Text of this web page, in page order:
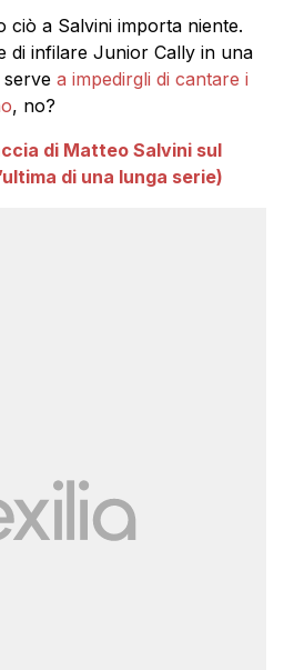
ciò a Salvini importa niente.
di infilare Junior Cally in una
serve a impedirgli di cantare i
, no?
di Matteo Salvini sul
di una lunga serie)